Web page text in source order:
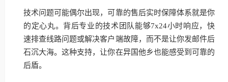
技术问题可能偶尔出现，可靠的售后实时保障体系就是你
的定心丸。背后专业的技术团队能够7x24小时响应，快
速排查线路问题或解决客户端故障，而不是让你发邮件后
石沉大海。这种支持，让你在异国他乡也能感受到可靠的
后盾。